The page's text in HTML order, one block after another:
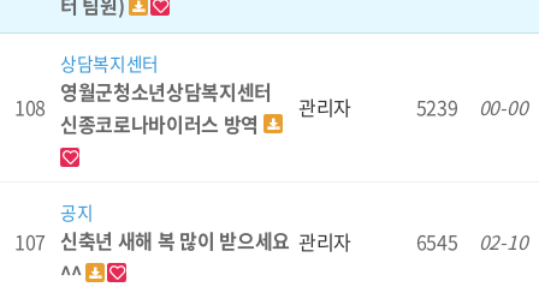
108
상담복지센터
영월군청소년상담복지센터
신종코로나바이러스 방역
관리자 5239 00-00
107
공지
신축년 새해 복 많이 받으세요
^^
관리자 6545 02-10